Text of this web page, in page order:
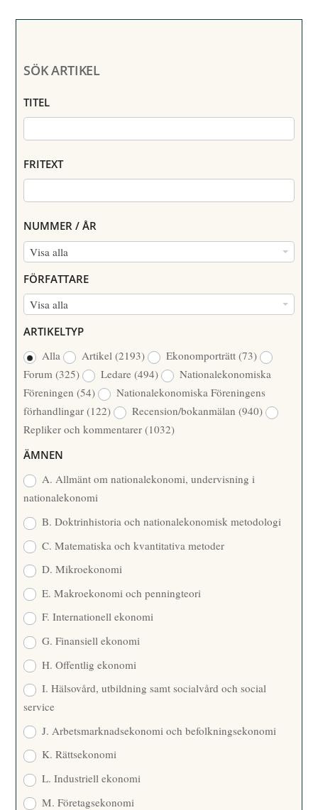
SÖK ARTIKEL
TITEL
FRITEXT
NUMMER / ÅR
Visa alla
N
M
M
/
Å
R
FÖRFATTARE
Visa alla
R
F
A
T
T
A
R
ARTIKELTYP
Alla
Artikel(2193) Ekonomporträtt(73)
Forum(325) Ledare(494)
Nationalekonomiska
Föreningen(54)
Nationalekonomiska Föreningens
förhandlingar(122) Recension/bokanmälan(940)
Repliker och kommentarer(1032)
ÄMNEN
A. Allmänt om nationalekonomi, undervisning i
nationalekonomi
B. Doktrinhistoria och nationalekonomisk metodologi
C. Matematiska och kvantitativa metoder
D. Mikroekonomi
E. Makroekonomi och penningteori
F. Internationell ekonomi
G. Finansiell ekonomi
H. Offentlig ekonomi
I. Hälsovård, utbildning samt socialvård och social
service
J. Arbetsmarknadsekonomi och befolkningsekonomi
K. Rättsekonomi
L. Industriell ekonomi
M. Företagsekonomi